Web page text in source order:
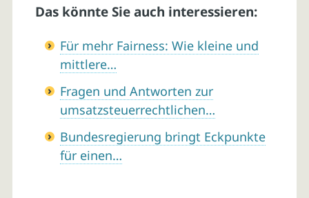
Das könnte Sie auch interessieren:
Für mehr Fairness: Wie kleine und
mittlere…
Fragen und Antworten zur
umsatzsteuerrechtlichen…
Bundesregierung bringt Eckpunkte
für einen…